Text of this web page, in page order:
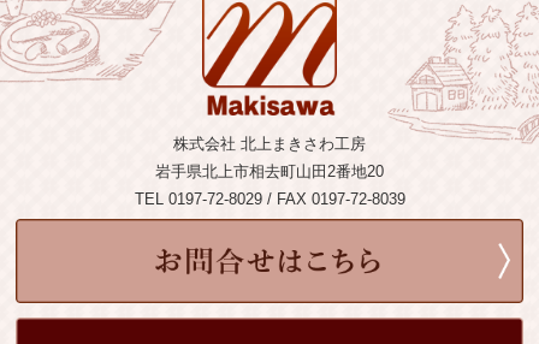
株式会社 北上まきさわ工房
岩手県北上市相去町山田2番地20
TEL 0197-72-8029 / FAX 0197-72-8039